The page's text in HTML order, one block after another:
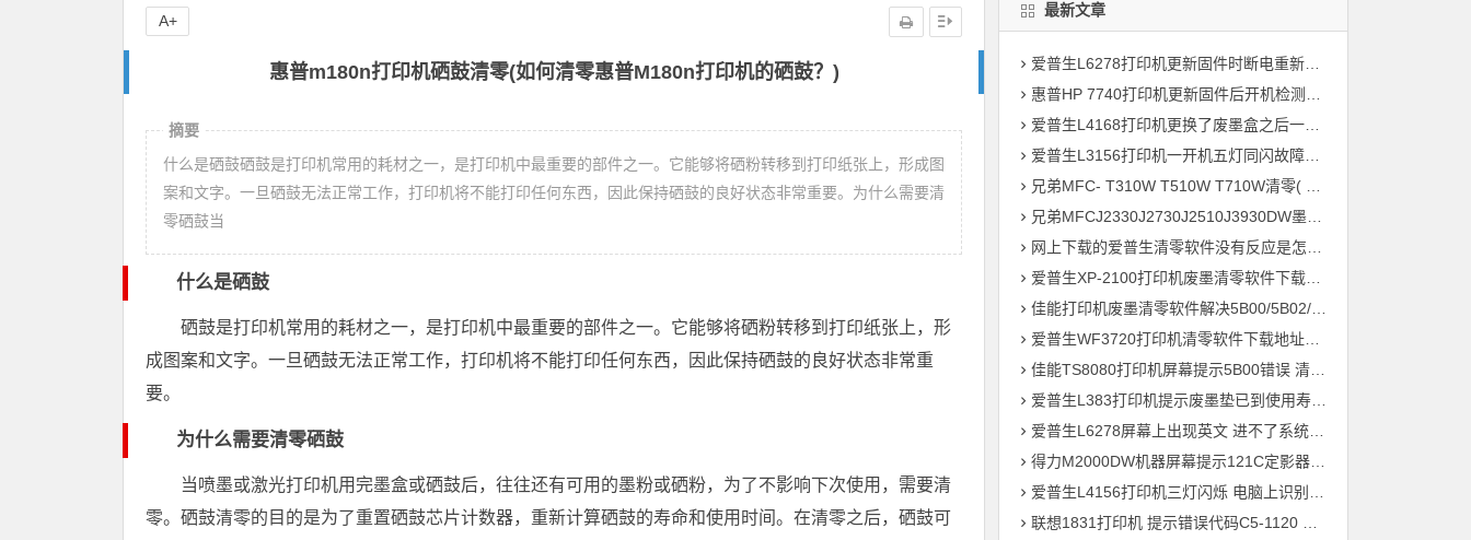
惠普m180n打印机硒鼓清零(如何清零惠普M180n打印机的硒鼓？)
A+
摘要
什么是硒鼓硒鼓是打印机常用的耗材之一，是打印机中最重要的部件之一。它能够将硒粉转移到打印纸张上，形成图
案和文字。一旦硒鼓无法正常工作，打印机将不能打印任何东西，因此保持硒鼓的良好状态非常重要。为什么需要清
零硒鼓当
什么是硒鼓
硒鼓是打印机常用的耗材之一，是打印机中最重要的部件之一。它能够将硒粉转移到打印纸张上，形
成图案和文字。一旦硒鼓无法正常工作，打印机将不能打印任何东西，因此保持硒鼓的良好状态非常重
要。
为什么需要清零硒鼓
当喷墨或激光打印机用完墨盒或硒鼓后，往往还有可用的墨粉或硒粉，为了不影响下次使用，需要清
零。硒鼓清零的目的是为了重置硒鼓芯片计数器，重新计算硒鼓的寿命和使用时间。在清零之后，硒鼓可
最新文章
爱普生L6278打印机更新固件时断电重新开机后一直提示Recovery Mode故障
惠普HP 7740打印机更新固件后开机检测到非HP芯片刷机降级解决教程
爱普生L4168打印机更换了废墨盒之后一开机提示202604故障代码维修
爱普生L3156打印机一开机五灯同闪故障远程维修
兄弟MFC- T310W T510W T710W清零( 墨水回收盒已满，将满或设备故障46 )
兄弟MFCJ2330J2730J2510J3930DW墨水国收盒已满清零教程
网上下载的爱普生清零软件没有反应是怎么回事 ?
爱普生XP-2100打印机废墨清零软件下载及使用方法
佳能打印机废墨清零软件解决5B00/5B02/1700故障
爱普生WF3720打印机清零软件下载地址大全
佳能TS8080打印机屏幕提示5B00错误 清零快速解决问题
爱普生L383打印机提示废墨垫已到使用寿命通过清零快速解决问题
爱普生L6278屏幕上出现英文 进不了系统 刷固件快速解决问题
得力M2000DW机器屏幕提示121C定影器错误 快速解决方法
爱普生L4156打印机三灯闪烁 电脑上识别ET-2700型号 刷固件快速解决问题
联想1831打印机 提示错误代码C5-1120 C6-1120提示更换新的转印带装置 定影组件装置 快速解决方案